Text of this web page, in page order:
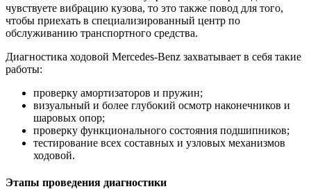
чувствуете вибрацию кузова, то это также повод для того,
чтобы приехать в специализированный центр по
обслуживанию транспортного средства.
Диагностика ходовой Mercedes-Benz захватывает в себя такие
работы:
проверку амортизаторов и пружин;
визуальный и более глубокий осмотр наконечников и
шаровых опор;
проверку функционального состояния подшипников;
тестирование всех составных и узловых механизмов
ходовой.
Этапы проведения диагностики